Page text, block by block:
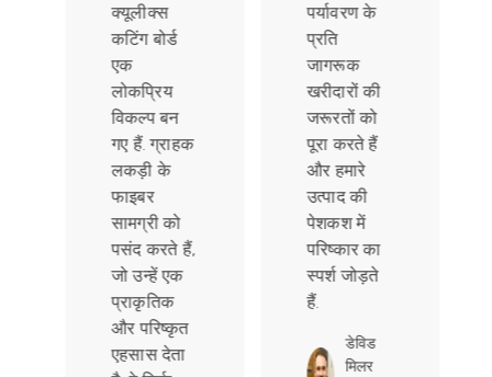
क्यूलीक्स
कटिंग बोर्ड
एक
लोकप्रिय
विकल्प बन
गए हैं. ग्राहक
लकड़ी के
फाइबर
सामग्री को
पसंद करते हैं,
जो उन्हें एक
प्राकृतिक
और परिष्कृत
एहसास देता
पर्यावरण के
प्रति
जागरूक
खरीदारों की
जरूरतों को
पूरा करते हैं
और हमारे
उत्पाद की
पेशकश में
परिष्कार का
स्पर्श जोड़ते
हैं.
डेविड
मिलर